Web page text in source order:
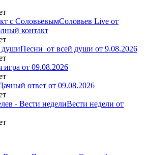
Соловьев Live от
контакт
Песни_от всей души от 9.08.2026
игра от 09.08.2026
ответ от 09.08.2026
Вести недели от